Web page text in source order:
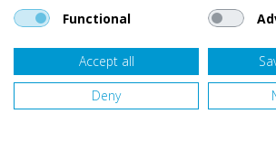
Onze klanten beoordelen Van Bellen Wind & Snow
op basis van455beoordelingen.
Functional
Accept all
Deny